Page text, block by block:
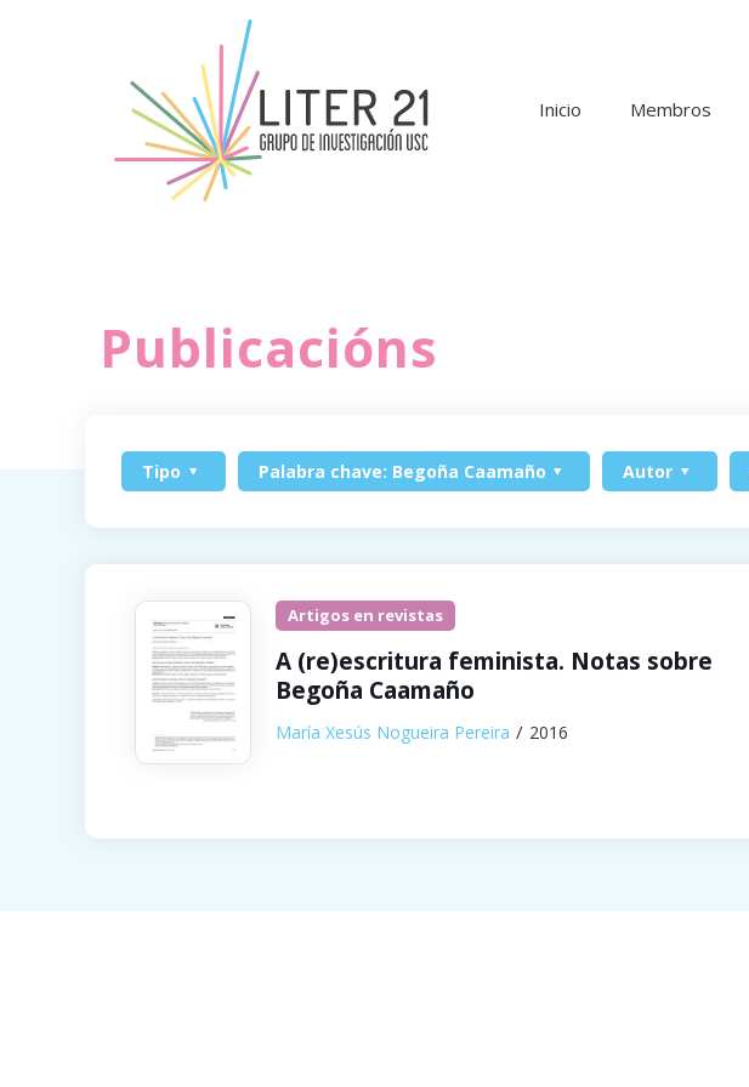
Inicio Membros
Publicacións
Tipo Palabra chave: Begoña Caamaño Autor
Artigos en revistas
A (re)escritura feminista. Notas sobre
Begoña Caamaño
María Xesús Nogueira Pereira 2016